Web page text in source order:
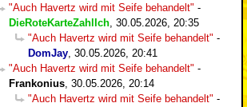
"Auch Havertz wird mit Seife behandelt" -
DieRoteKarteZahlIch, 30.05.2026, 20:35
"Auch Havertz wird mit Seife behandelt" -
DomJay, 30.05.2026, 20:41
"Auch Havertz wird mit Seife behandelt" -
Frankonius, 30.05.2026, 20:14
"Auch Havertz wird mit Seife behandelt" -